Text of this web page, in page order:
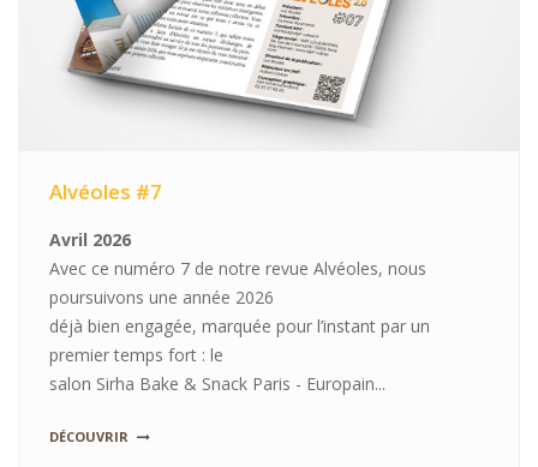
Alvéoles #7
Avril 2026
Avec ce numéro 7 de notre revue Alvéoles, nous
poursuivons une année 2026
déjà bien engagée, marquée pour l’instant par un
premier temps fort : le
salon Sirha Bake & Snack Paris - Europain...
DÉCOUVRIR